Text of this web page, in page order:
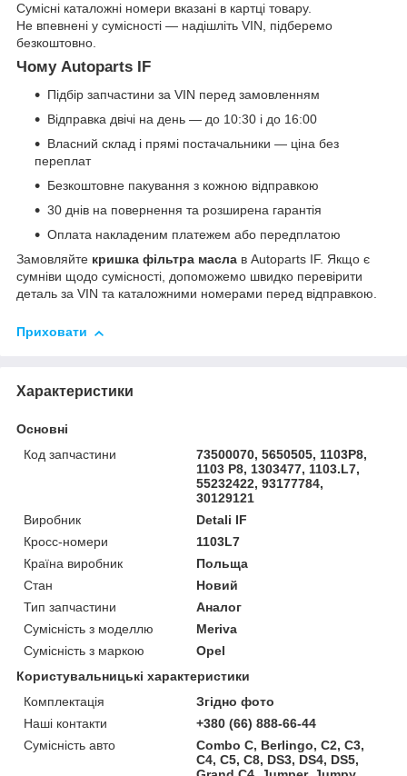
Сумісні каталожні номери вказані в картці товару.
Не впевнені у сумісності — надішліть VIN, підберемо
безкоштовно.
Чому Autoparts IF
Підбір запчастини за VIN перед замовленням
Відправка двічі на день — до 10:30 і до 16:00
Власний склад і прямі постачальники — ціна без
переплат
Безкоштовне пакування з кожною відправкою
30 днів на повернення та розширена гарантія
Оплата накладеним платежем або передплатою
Замовляйте кришка фільтра масла в Autoparts IF. Якщо є
сумніви щодо сумісності, допоможемо швидко перевірити
деталь за VIN та каталожними номерами перед відправкою.
Приховати
Характеристики
Основні
Код запчастини
73500070, 5650505, 1103P8,
1103 P8, 1303477, 1103.L7,
55232422, 93177784,
30129121
Виробник
Detali IF
Кросс-номери
1103L7
Країна виробник
Польща
Стан
Новий
Тип запчастини
Аналог
Сумісність з моделлю
Meriva
Сумісність з маркою
Opel
Користувальницькі характеристики
Комплектація
Згідно фото
Наші контакти
+380 (66) 888-66-44
Сумісність авто
Combo C, Berlingo, C2, C3,
C4, C5, C8, DS3, DS4, DS5,